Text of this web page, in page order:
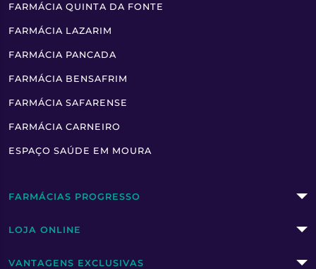
FARMÁCIA QUINTA DA FONTE
FARMÁCIA LAZARIM
FARMÁCIA PANCADA
FARMÁCIA BENSAFRIM
FARMÁCIA SAFARENSE
FARMÁCIA CARNEIRO
ESPAÇO SAÚDE EM MOURA
FARMÁCIAS PROGRESSO
LOJA ONLINE
VANTAGENS EXCLUSIVAS